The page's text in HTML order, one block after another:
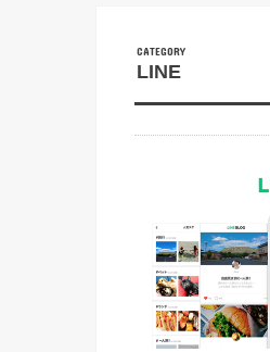
LINE